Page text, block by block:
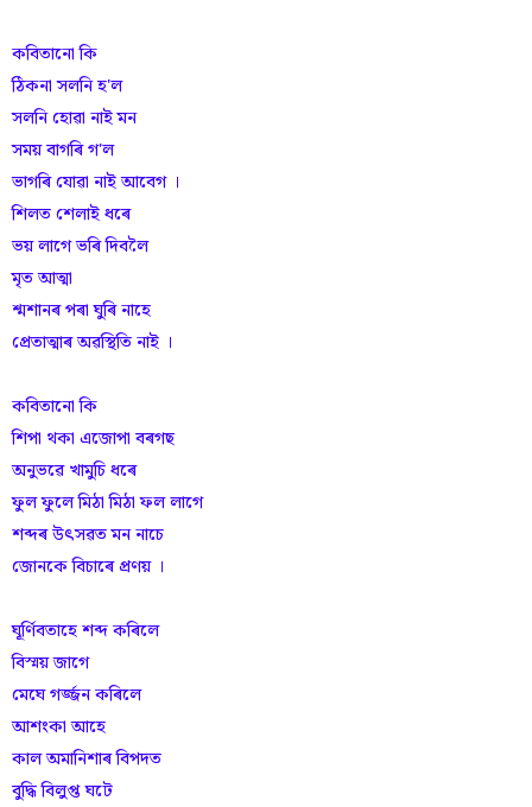
কবিতানো কি
ঠিকনা সলনি হ'ল
সলনি হোৱা নাই মন
সময় বাগৰি গ'ল
ভাগৰি যোৱা নাই আবেগ ।
শিলত শেলাই ধৰে
ভয় লাগে ভৰি দিবলৈ
মৃত আত্মা
শ্মশানৰ পৰা ঘুৰি নাহে
প্ৰেতাত্মাৰ অৱস্থিতি নাই ।
কবিতানো কি
শিপা থকা এজোপা বৰগছ
অনুভৱে খামুচি ধৰে
ফুল ফুলে মিঠা মিঠা ফল লাগে
শব্দৰ উৎসৱত মন নাচে
জোনকে বিচাৰে প্ৰণয় ।
ঘূৰ্ণিবতাহে শব্দ কৰিলে
বিস্ময় জাগে
মেঘে গৰ্জ্জন কৰিলে
আশংকা আহে
কাল অমানিশাৰ বিপদত
বুদ্ধি বিলুপ্ত ঘটে